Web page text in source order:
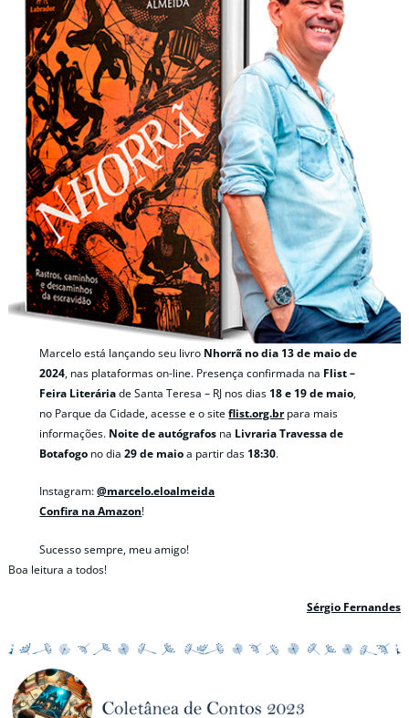
Marcelo está lançando seu livro Nhorrã no dia 13 de maio de
2024, nas plataformas on-line. Presença confirmada na Flist –
Feira Literáriade Santa Teresa – RJ nos dias 18 e 19 de maio,
no Parque da Cidade, acesse e o siteflist.org.brpara mais
informações. Noite de autógrafos na Livraria Travessa de
Botafogo no dia29 de maioa partir das 18:30.
Instagram:@marcelo.eloalmeida
Confira na Amazon!
Sucesso sempre, meu amigo!
Boa leitura a todos!
Sérgio Fernandes